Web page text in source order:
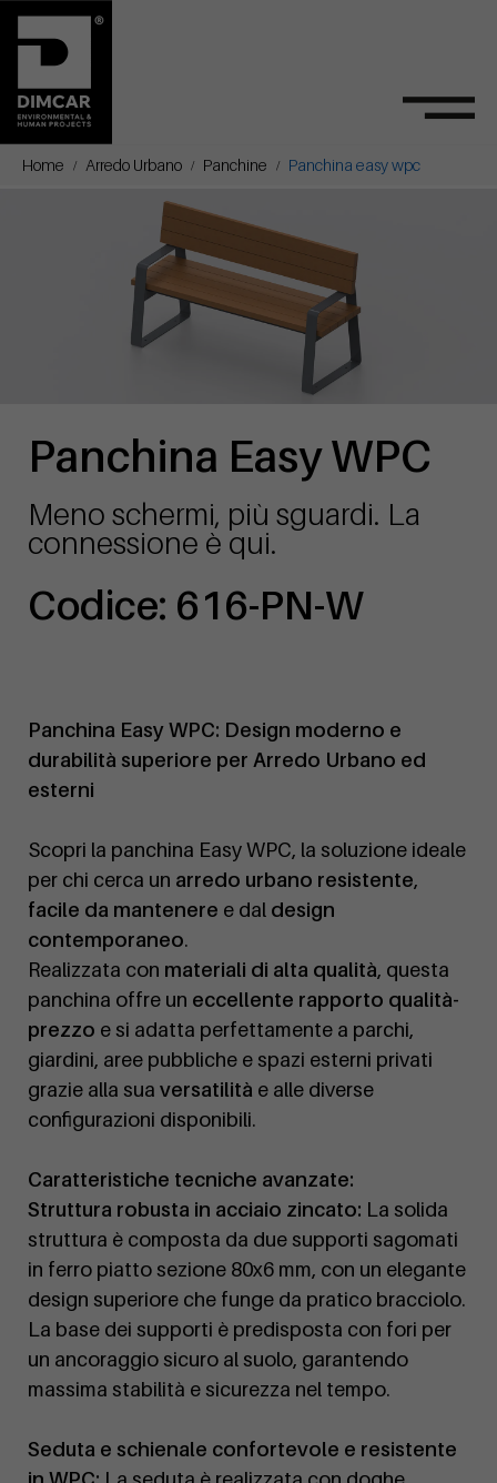
Home Arredo Urbano Panchine Panchina easy wpc
Panchina Easy WPC
Meno schermi, più sguardi. La
connessione è qui.
Codice: 616-PN-W
Panchina Easy WPC: Design moderno e
durabilità superiore per Arredo Urbano ed
esterni
Scopri la panchina Easy WPC, la soluzione ideale
per chi cerca un arredo urbano resistente,
facile da mantenere e dal design
contemporaneo.
Realizzata con materiali di alta qualità, questa
panchina offre un eccellente rapporto qualità-
prezzo e si adatta perfettamente a parchi,
giardini, aree pubbliche e spazi esterni privati
grazie alla sua versatilità e alle diverse
configurazioni disponibili.
Caratteristiche tecniche avanzate:
Struttura robusta in acciaio zincato: La solida
struttura è composta da due supporti sagomati
in ferro piatto sezione 80x6 mm, con un elegante
design superiore che funge da pratico bracciolo.
La base dei supporti è predisposta con fori per
un ancoraggio sicuro al suolo, garantendo
massima stabilità e sicurezza nel tempo.
Seduta e schienale confortevole e resistente